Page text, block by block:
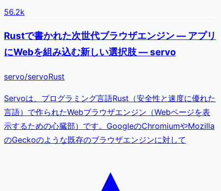
56.2k
Rustで書かれた次世代ブラウザエンジン — アプリ
にWebを組み込む新しい選択肢 — servo
servo/servoRust
Servoは、プログラミング言語Rust（安全性と速度に優れた
言語）で作られたWebブラウザエンジン（Webページを表
示するための心臓部）です。GoogleのChromiumやMozilla
のGeckoのような既存のブラウザエンジンに対して